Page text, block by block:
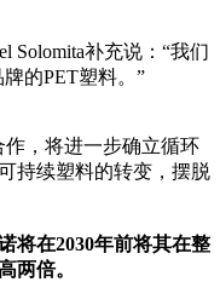
Solomita补充说：“我们
的PET塑料。”
，将进一步确立循环
持续塑料的转变，摆脱
将在2030年前将其在整
两倍。